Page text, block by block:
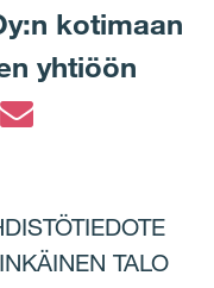
kotimaan
yhtiöön
TALO